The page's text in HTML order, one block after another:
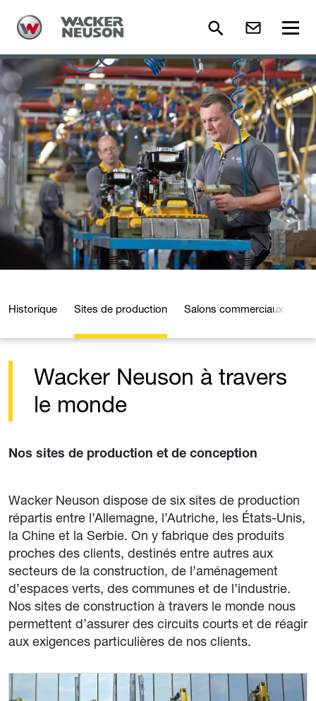
Historique Sites de production Salons commerciaux
Wacker Neuson à travers
le monde
Nos sites de production et de conception
Wacker Neuson dispose de six sites de production
répartis entre l’Allemagne, l’Autriche, les États-Unis,
la Chine et la Serbie. On y fabrique des produits
proches des clients, destinés entre autres aux
secteurs de la construction, de l’aménagement
d’espaces verts, des communes et de l’industrie.
Nos sites de construction à travers le monde nous
permettent d’assurer des circuits courts et de réagir
aux exigences particulières de nos clients.